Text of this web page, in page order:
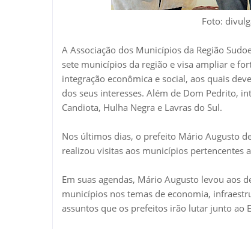
Foto:
A Associação dos Municípios da Região
sete municípios da região e visa ampliar e
integração econômica e social, aos quais
dos seus interesses. Além de Dom Pedrito,
Candiota, Hulha Negra e Lavras do Sul.
Nos últimos dias, o prefeito Mário Augusto
realizou visitas aos municípios pertencentes
Em suas agendas, Mário Augusto levou aos
municípios nos temas de economia,
assuntos que os prefeitos irão lutar junto ao